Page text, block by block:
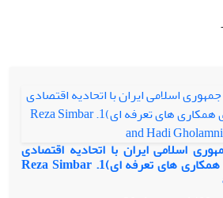
اسلامی ایران با اتحادیه اقتصادی
اوراسیا (مطالعه موردی همکاری‎ های تعرفه‎ ای)1. Reza Simbar